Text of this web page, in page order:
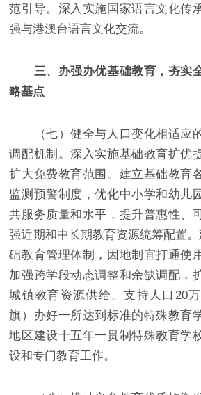
范引导。深入实施国家语言文化传
强与港澳台语言文化交流。
三、办强办优基础教育，夯实
略基点
（七）健全与人口变化相适应
调配机制。深入实施基础教育扩优
扩大免费教育范围。建立基础教育
监测预警制度，优化中小学和幼儿
共服务质量和水平，提升普惠性、
强近期和中长期教育资源统筹配置。
础教育管理体制，因地制宜打通使
加强跨学段动态调整和余缺调配，
城镇教育资源供给。支持人口20万
旗）办好一所达到标准的特殊教育
地区建设十五年一贯制特殊教育学
设和专门教育工作。